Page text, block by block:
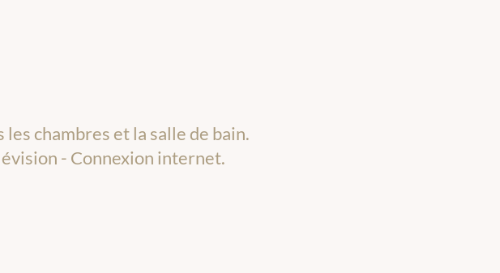
chambres et la salle de bain.
- Connexion internet.